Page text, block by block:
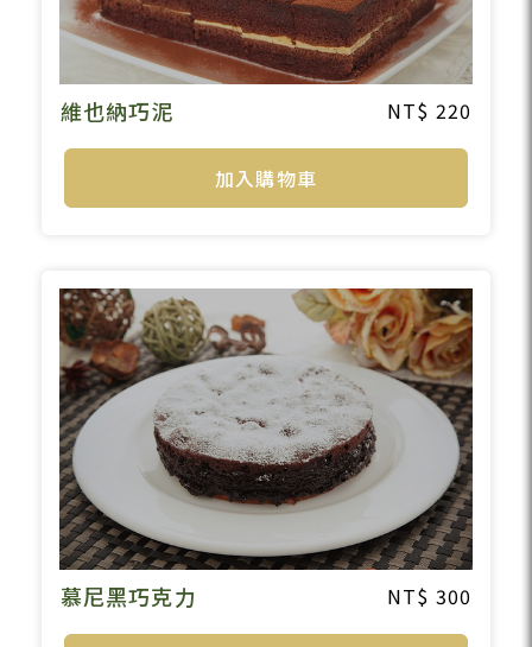
維也納巧泥 220
加入購物車
慕尼黑巧克力 300